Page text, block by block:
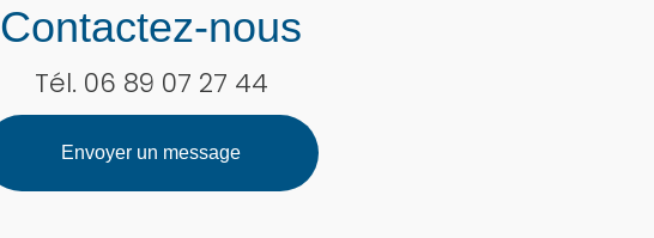
Contactez-nous
Tél. 06 89 07 27 44
Envoyer un message